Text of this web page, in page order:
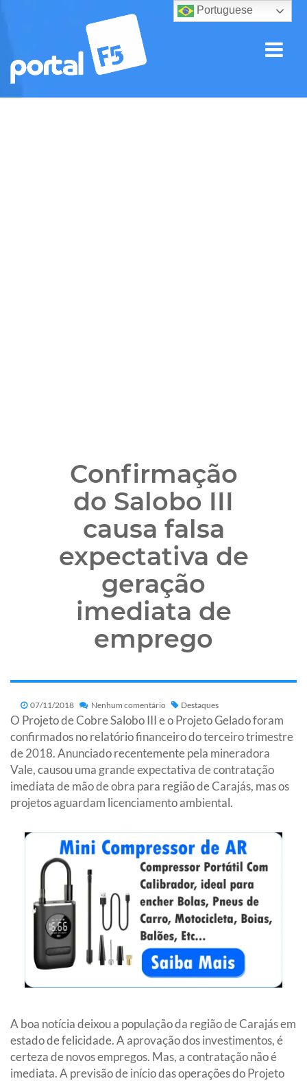
Confirmação
do Salobo III
causa falsa
expectativa de
geração
imediata de
emprego
07/11/2018 Nenhum comentário Destaques
O Projeto de Cobre Salobo III e o Projeto Gelado foram
confirmados no relatório financeiro do terceiro trimestre
de 2018. Anunciado recentemente pela mineradora
Vale, causou uma grande expectativa de contratação
imediata de mão de obra para região de Carajás, mas os
projetos aguardam licenciamento ambiental.
A boa notícia deixou a população da região de Carajás em
estado de felicidade. A aprovação dos investimentos, é
certeza de novos empregos. Mas, a contratação não é
imediata. A previsão de início das operações do Projeto
Portuguese